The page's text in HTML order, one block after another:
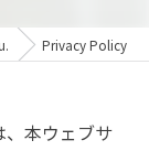
Privacy Policy
本ウェブサ